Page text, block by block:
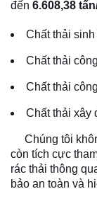
đến 6.608,38
Chất thải
Chất thải
Chất thải
Chất thải xây
Chúng tôi
còn tích cực
rác thải thông
bảo an toàn và